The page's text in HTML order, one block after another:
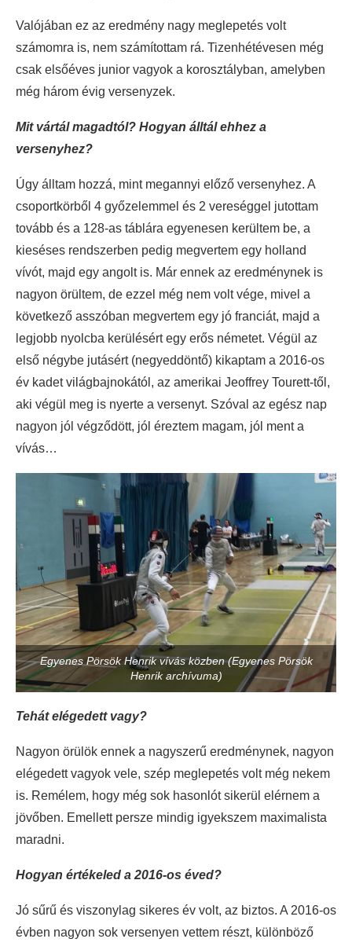
Valójában ez az eredmény nagy meglepetés volt
számomra is, nem számítottam rá. Tizenhétévesen még
csak elsőéves junior vagyok a korosztályban, amelyben
még három évig versenyzek.
Mit vártál magadtól? Hogyan álltál ehhez a
versenyhez?
Úgy álltam hozzá, mint megannyi előző versenyhez. A
csoportkörből 4 győzelemmel és 2 vereséggel jutottam
tovább és a 128-as táblára egyenesen kerültem be, a
kieséses rendszerben pedig megvertem egy holland
vívót, majd egy angolt is. Már ennek az eredménynek is
nagyon örültem, de ezzel még nem volt vége, mivel a
következő asszóban megvertem egy jó franciát, majd a
legjobb nyolcba kerülésért egy erős németet. Végül az
első négybe jutásért (negyeddöntő) kikaptam a 2016-os
év kadet világbajnokától, az amerikai Jeoffrey Tourett-től,
aki végül meg is nyerte a versenyt. Szóval az egész nap
nagyon jól végződött, jól éreztem magam, jól ment a
vívás…
Egyenes Pörsök Henrik vívás közben (Egyenes Pörsök
Henrik archívuma)
Tehát elégedett vagy?
Nagyon örülök ennek a nagyszerű eredménynek, nagyon
elégedett vagyok vele, szép meglepetés volt még nekem
is. Remélem, hogy még sok hasonlót sikerül elérnem a
jövőben. Emellett persze mindig igyekszem maximalista
maradni.
Hogyan értékeled a 2016-os éved?
Jó sűrű és viszonylag sikeres év volt, az biztos. A 2016-os
évben nagyon sok versenyen vettem részt, különböző